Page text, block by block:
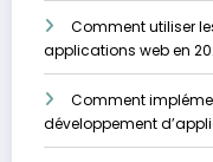
Comment utiliser
applications web en
Comment
développement